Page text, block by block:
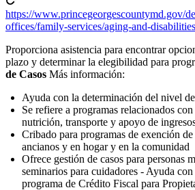
https://www.princegeorgescountymd.gov/
offices/family-services/aging-and-
Proporciona asistencia para encontrar
plazo y determinar la elegibilidad para
de Casos Más información:
Ayuda con la determinación del nivel
Se refiere a programas relacionados
nutrición, transporte y apoyo de
Cribado para programas de exención
ancianos y en hogar y en la comunidad
Ofrece gestión de casos para personas
seminarios para cuidadores - Ayuda
programa de Crédito Fiscal para